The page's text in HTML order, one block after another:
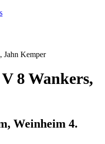
Jahn Kemper
8 Wankers,
Weinheim 4.